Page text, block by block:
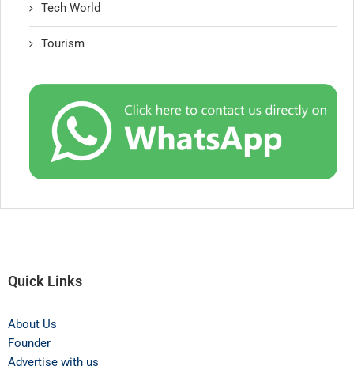
Tech World
Tourism
Quick Links
About Us
Founder
Advertise with us